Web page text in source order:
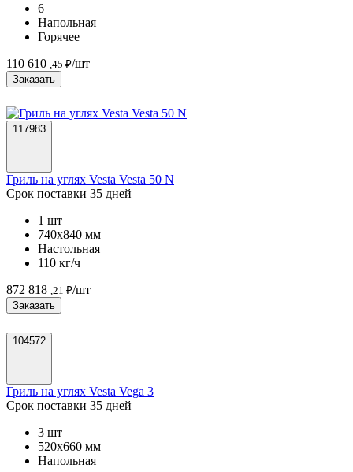
6
Напольная
Горячее
110 610 ,45 ₽/шт
Заказать
117983
Гриль на углях Vesta Vesta 50 N
Срок поставки 35 дней
1 шт
740х840 мм
Настольная
110 кг/ч
872 818 ,21 ₽/шт
Заказать
104572
Гриль на углях Vesta Vega 3
Срок поставки 35 дней
3 шт
520х660 мм
Напольная